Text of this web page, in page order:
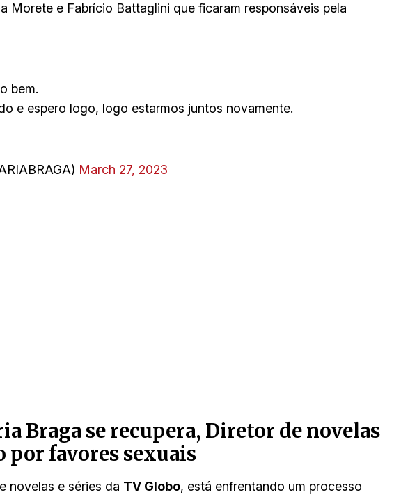
Morete e Fabrício Battaglini que ficaram responsáveis pela
bem.
e espero logo, logo estarmos juntos novamente.
March 27, 2023
Braga se recupera, Diretor de novelas
por favores sexuais
novelas e séries da TV Globo, está enfrentando um processo